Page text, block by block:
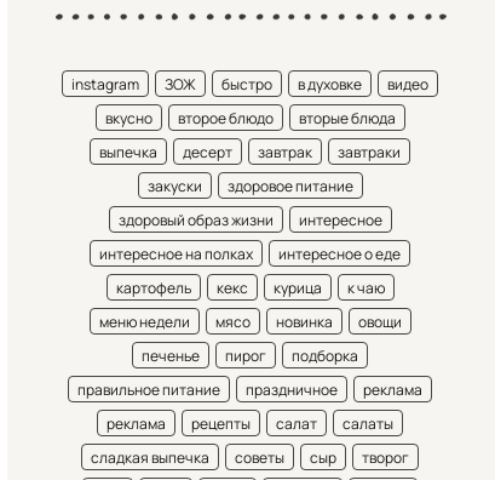
instagram ЗОЖ быстро в духовке
видео
вкусно
второе блюдо
вторые блюда
выпечка
десерт завтрак
завтраки
закуски
здоровое питание
здоровый образ жизни
интересное
интересное на полках
интересное о еде
картофель
кекс курица
к чаю
меню недели
мясо новинка
овощи
печенье
пирог
подборка
правильное питание
праздничное
реклама
реклама
рецепты салат
салаты
сладкая выпечка
советы сыр
творог